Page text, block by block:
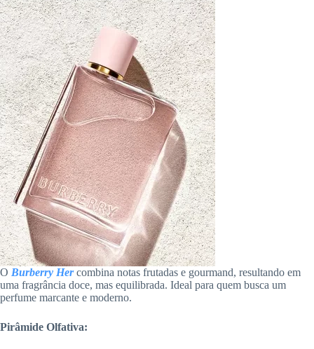
O Burberry Hercombina notas frutadas e gourmand, resultando em
uma fragrância doce, mas equilibrada. Ideal para quem busca um
perfume marcante e moderno.
Pirâmide Olfativa: